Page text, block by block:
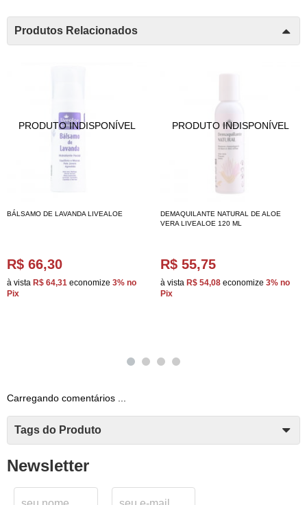
Produtos Relacionados
BÁLSAMO DE LAVANDA LIVEALOE
R$ 66,30
à vista R$ 64,31 economize 3% no
Pix
DEMAQUILANTE NATURAL DE ALOE
VERA LIVEALOE 120 ML
R$ 55,75
à vista R$ 54,08 economize 3% no
Pix
Carregando comentários ...
Tags do Produto
Newsletter